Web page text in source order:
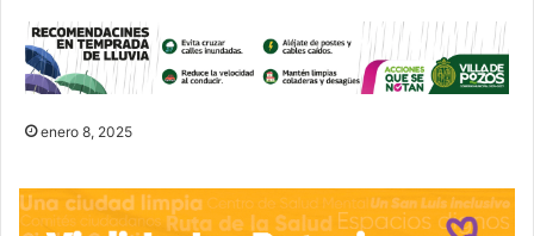
enero 8, 2025